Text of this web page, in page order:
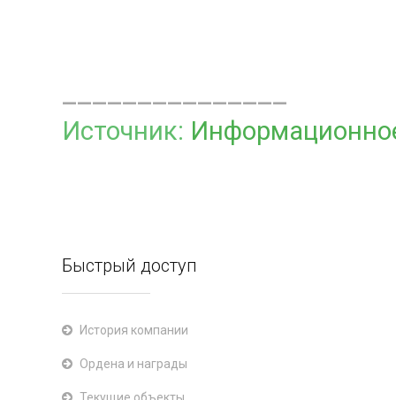
Источник:
Быстрый доступ
История компании
Ордена и награды